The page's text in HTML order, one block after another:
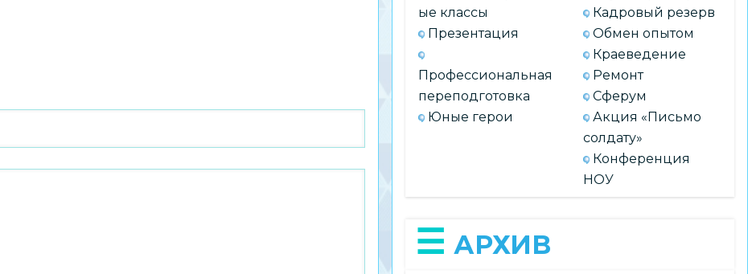
ые классы
Презентация
Профессиональная
переподготовка
Юные герои
Кадровый резерв
Обмен опытом
Краеведение
Ремонт
Сферум
Акция «Письмо
солдату»
Конференция
НОУ
АРХИВ